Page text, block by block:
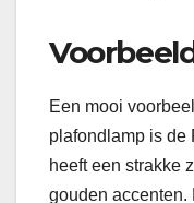
Voorbeeld
Een mooi
plafondlamp is de
heeft een strakke
gouden accenten.